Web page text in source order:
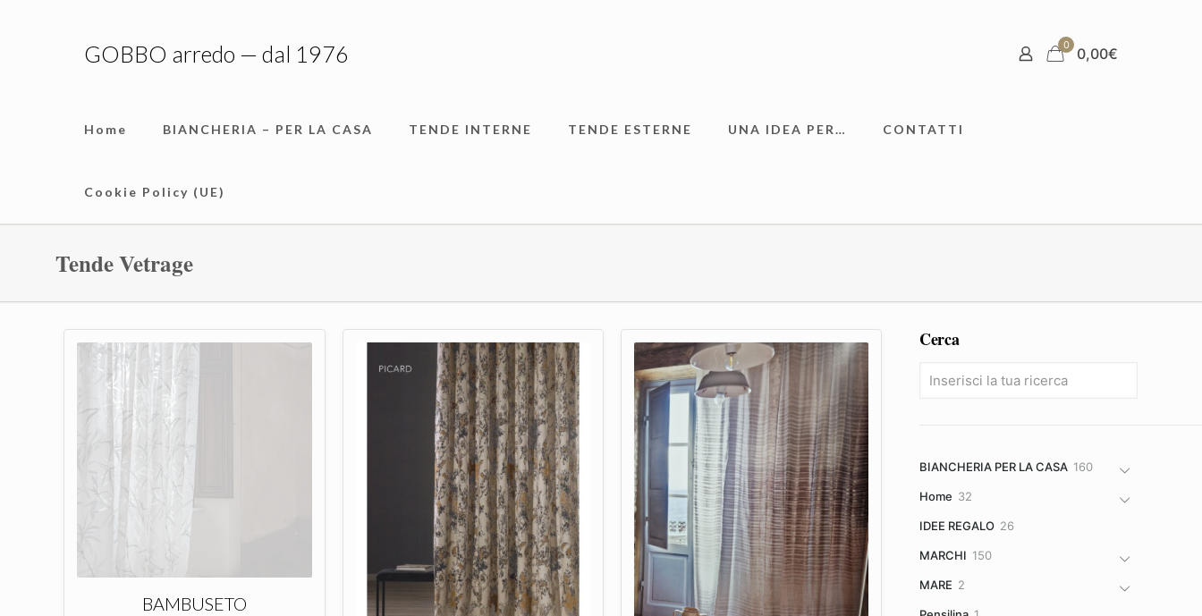
GOBBO arredo — dal 1976 0 0,00€
Home BIANCHERIA – PER LA CASA TENDE INTERNE TENDE ESTERNE UNA IDEA PER… CONTATTI
Cookie Policy (UE)
Tende Vetrage
BAMBUSETO
Cerca
BIANCHERIA PER LA CASA 160160
Home 3232
IDEE REGALO 2626
MARCHI 150150
MARE 22